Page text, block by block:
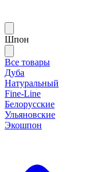
Шпон
Все товары
Дуба
Натуральный
Fine-Line
Белорусские
Ульяновские
Экошпон